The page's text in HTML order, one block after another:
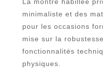
minimaliste et des
pour les occasions
mise sur la
fonctionnalités
physiques.